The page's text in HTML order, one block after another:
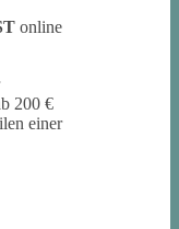
online
200 €
einer